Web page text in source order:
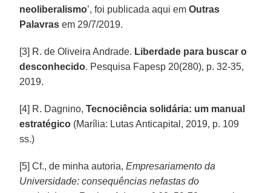
neoliberalismo’, foi publicada aqui emOutras
Palavras em 29/7/2019.
[3] R. de Oliveira Andrade. Liberdade para buscar o
desconhecido. Pesquisa Fapesp 20(280), p. 32-35,
2019.
[4] R. Dagnino,Tecnociência solidária: um manual
estratégico (Marília: Lutas Anticapital, 2019, p. 109
ss.)
[5] Cf., de minha autoria,Empresariamento da
Universidade: consequências nefastas do